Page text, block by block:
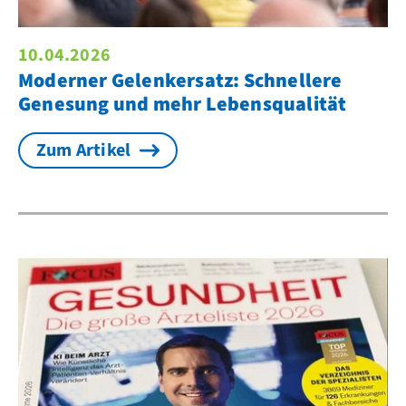
10.04.2026
Moderner Gelenkersatz: Schnellere
Genesung und mehr Lebensqualität
Zum Artikel